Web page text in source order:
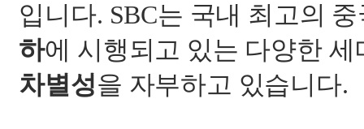
입니다. SBC는 국내 최고의
하에 시행되고 있는 다양한
차별성을 자부하고 있습니다.